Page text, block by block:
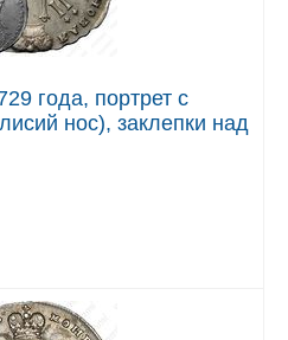
года, портрет с
нос), заклепки над